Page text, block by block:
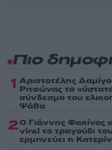
Πιο
1 Αριστοτέλης
Ριτσώνας το
σύνδεσμο του
Ψάθα
2Ο Γιάννης Φακίνος
viral το τραγούδι
ερμηνεύει η